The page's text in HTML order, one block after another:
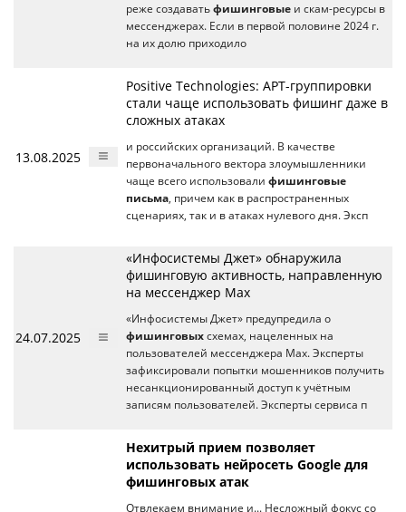
реже создавать фишинговые и скам-ресурсы в
мессенджерах. Если в первой половине 2024 г.
на их долю приходило
13.08.2025
Positive Technologies: APT-группировки
стали чаще использовать фишинг даже в
сложных атаках
и российских организаций. В качестве
первоначального вектора злоумышленники
чаще всего использовали фишинговые
письма , причем как в распространенных
сценариях, так и в атаках нулевого дня. Эксп
24.07.2025
«Инфосистемы Джет» обнаружила
фишинговую активность, направленную
на мессенджер Max
«Инфосистемы Джет» предупредила о
фишинговых схемах, нацеленных на
пользователей мессенджера Max. Эксперты
зафиксировали попытки мошенников получить
несанкционированный доступ к учётным
записям пользователей. Эксперты сервиса п
Нехитрый прием позволяет
использовать нейросеть Google для
фишинговых атак
Отвлекаем внимание и... Несложный фокус со